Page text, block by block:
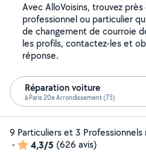
Avec AlloVoisins, trouvez
professionnel ou particulier
de changement de courroie
les profils, contactez-les et
réponse.
Réparation voiture
à Paris 20e Arrondissement (75)
9 Particuliers et 3
-
4,3/5 (626 avis)